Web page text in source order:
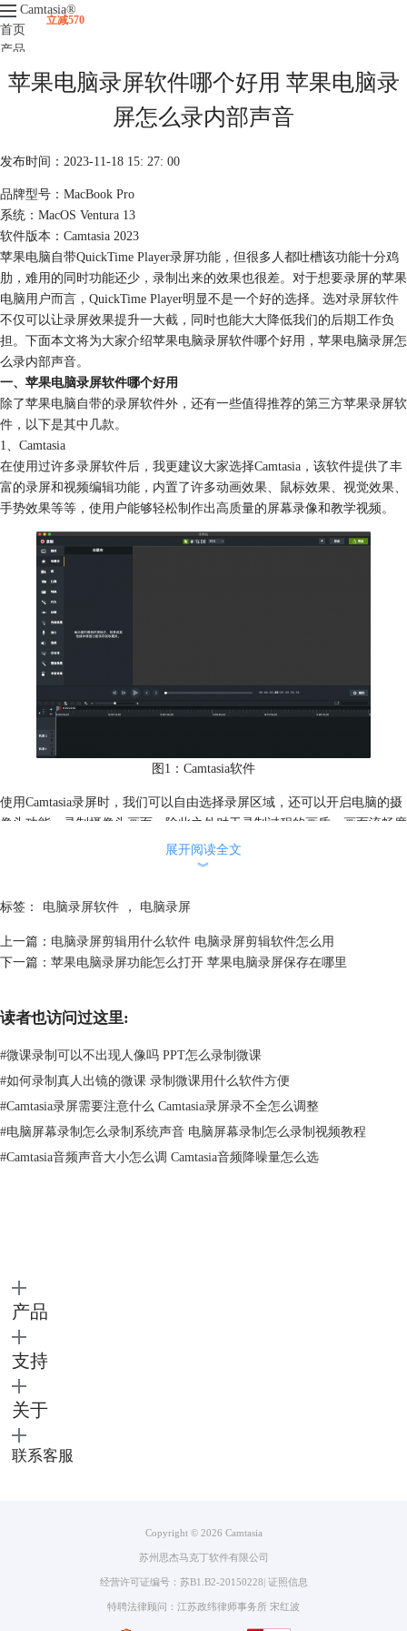
Camtasia®
首页
产品
下载
升级
立减570
苹果电脑录屏软件哪个好用 苹果电脑录
屏怎么录内部声音
发布时间：2023-11-18 15: 27: 00
品牌型号：MacBook Pro
系统：MacOS Ventura 13
软件版本：Camtasia 2023
苹果电脑自带QuickTime Player录屏功能，但很多人都吐槽该功能十分鸡
肋，难用的同时功能还少，录制出来的效果也很差。对于想要录屏的苹果
电脑用户而言，QuickTime Player明显不是一个好的选择。选对录屏软件
不仅可以让录屏效果提升一大截，同时也能大大降低我们的后期工作负
担。下面本文将为大家介绍苹果电脑录屏软件哪个好用，苹果电脑录屏怎
么录内部声音。
一、苹果电脑录屏软件哪个好用
除了苹果电脑自带的录屏软件外，还有一些值得推荐的第三方苹果录屏软
件，以下是其中几款。
1、Camtasia
在使用过许多录屏软件后，我更建议大家选择Camtasia，该软件提供了丰
富的录屏和视频编辑功能，内置了许多动画效果、鼠标效果、视觉效果、
手势效果等等，使用户能够轻松制作出高质量的屏幕录像和教学视频。
图1：Camtasia软件
使用Camtasia录屏时，我们可以自由选择录屏区域，还可以开启电脑的摄
像头功能，录制摄像头画面。除此之外对于录制过程的画质、画面流畅度
和音频输入，我们也可自行调节，可玩性非常高。
图2：自定义录屏区域
2、ScreenFlow
ScreenFlow有着十分简洁直观的操作界面，同时具备屏幕录制功能和视频
编辑功能。另外用户还可以在ScreenFlow视频中添加有趣的特效和动画元
素，导入各种多媒体文件，如图片和音频，以创造出更丰富的内容。
在视频编辑方面仅提供了简单的编辑工具，如剪辑、添加注释等，属于一
款比较小巧的苹果录屏软件。
展开阅读全文
︾
标签： 电脑录屏软件 ， 电脑录屏
上一篇： 电脑录屏剪辑用什么软件 电脑录屏剪辑软件怎么用
下一篇： 苹果电脑录屏功能怎么打开 苹果电脑录屏保存在哪里
读者也访问过这里:
#微课录制可以不出现人像吗 PPT怎么录制微课
#如何录制真人出镜的微课 录制微课用什么软件方便
#Camtasia录屏需要注意什么 Camtasia录屏录不全怎么调整
#电脑屏幕录制怎么录制系统声音 电脑屏幕录制怎么录制视频教程
#Camtasia音频声音大小怎么调 Camtasia音频降噪量怎么选
产品
支持
关于
联系客服
Copyright © 2026 Camtasia
苏州思杰马克丁软件有限公司
经营许可证编号：苏B1.B2-20150228 证照信息
特聘法律顾问：江苏政纬律师事务所 宋红波